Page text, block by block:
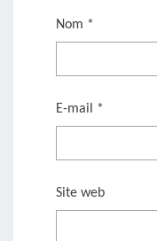
Nom *
E-mail *
Site web